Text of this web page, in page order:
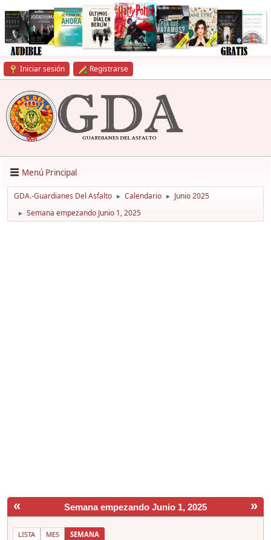
Iniciar sesión Registrarse
Menú Principal
GDA.-Guardianes Del Asfalto ► Calendario ► Junio 2025
► Semana empezando Junio 1, 2025
« »
Semana empezando Junio 1, 2025
LISTA MES SEMANA